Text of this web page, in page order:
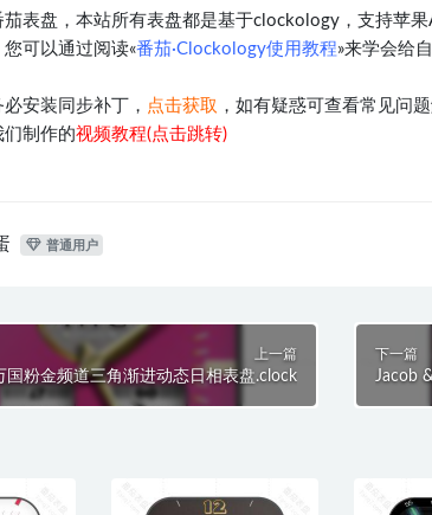
茄表盘，本站所有表盘都是基于clockology，支持苹
可以通过阅读«番茄·Clockology使用教程»来学会给
安装同步补丁， 点击获取 ，如有疑惑可查看常见问
制作的视频教程(点击跳转)
普通用户
上一篇
国粉金频道三角渐进动态日相表盘.clock
下一篇
Jacob